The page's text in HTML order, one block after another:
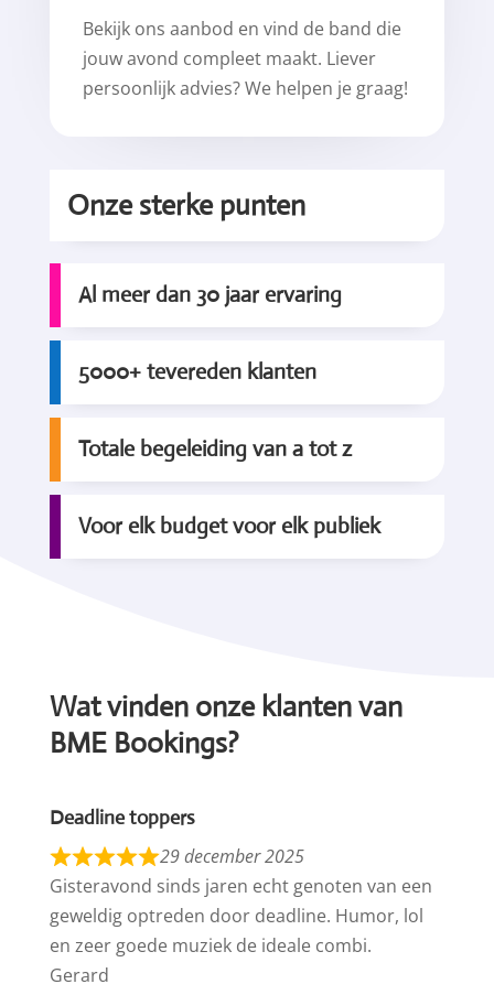
Bekijk ons aanbod en vind de band die
jouw avond compleet maakt. Liever
persoonlijk advies? We helpen je graag!
Onze sterke punten
Al meer dan 30 jaar ervaring
5000+ tevereden klanten
Totale begeleiding van a tot z
Voor elk budget voor elk publiek
Wat vinden onze klanten van
BME Bookings?
Deadline toppers
29 december 2025
Gisteravond sinds jaren echt genoten van een
geweldig optreden door deadline. Humor, lol
en zeer goede muziek de ideale combi.
Gerard